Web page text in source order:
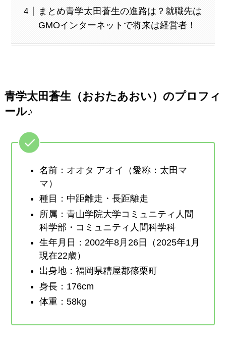
まとめ青学太田蒼生の進路は？就職先は
GMOインターネットで将来は経営者！
青学太田蒼生（おおたあおい）のプロフィ
ール♪
名前：オオタ アオイ（愛称：太田マ
マ）
種目：中距離走・長距離走
所属：青山学院大学コミュニティ人間
科学部・コミュニティ人間科学科
生年月日：2002年8月26日（2025年1月
現在22歳）
出身地：福岡県糟屋郡篠栗町
身長：176cm
体重：58kg